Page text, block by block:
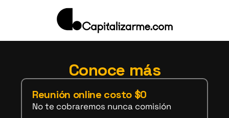
Conoce más
Reunión online costo $0
No te cobraremos nunca comisión